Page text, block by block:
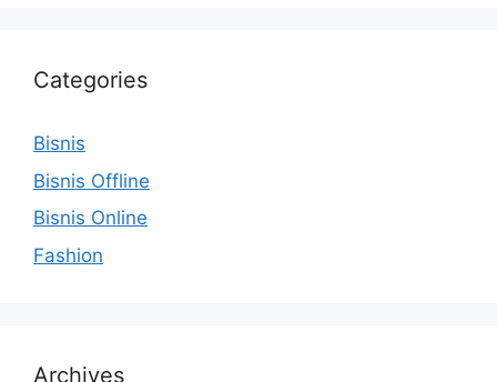
Categories
Bisnis
Bisnis Offline
Bisnis Online
Fashion
Archives